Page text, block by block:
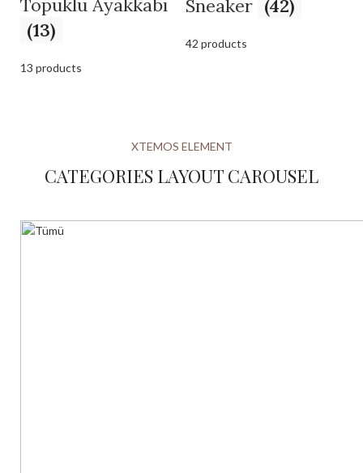
Topuklu Ayakkabı
(13)
13 products
Sneaker (42)
42 products
XTEMOS ELEMENT
CATEGORIES LAYOUT CAROUSEL